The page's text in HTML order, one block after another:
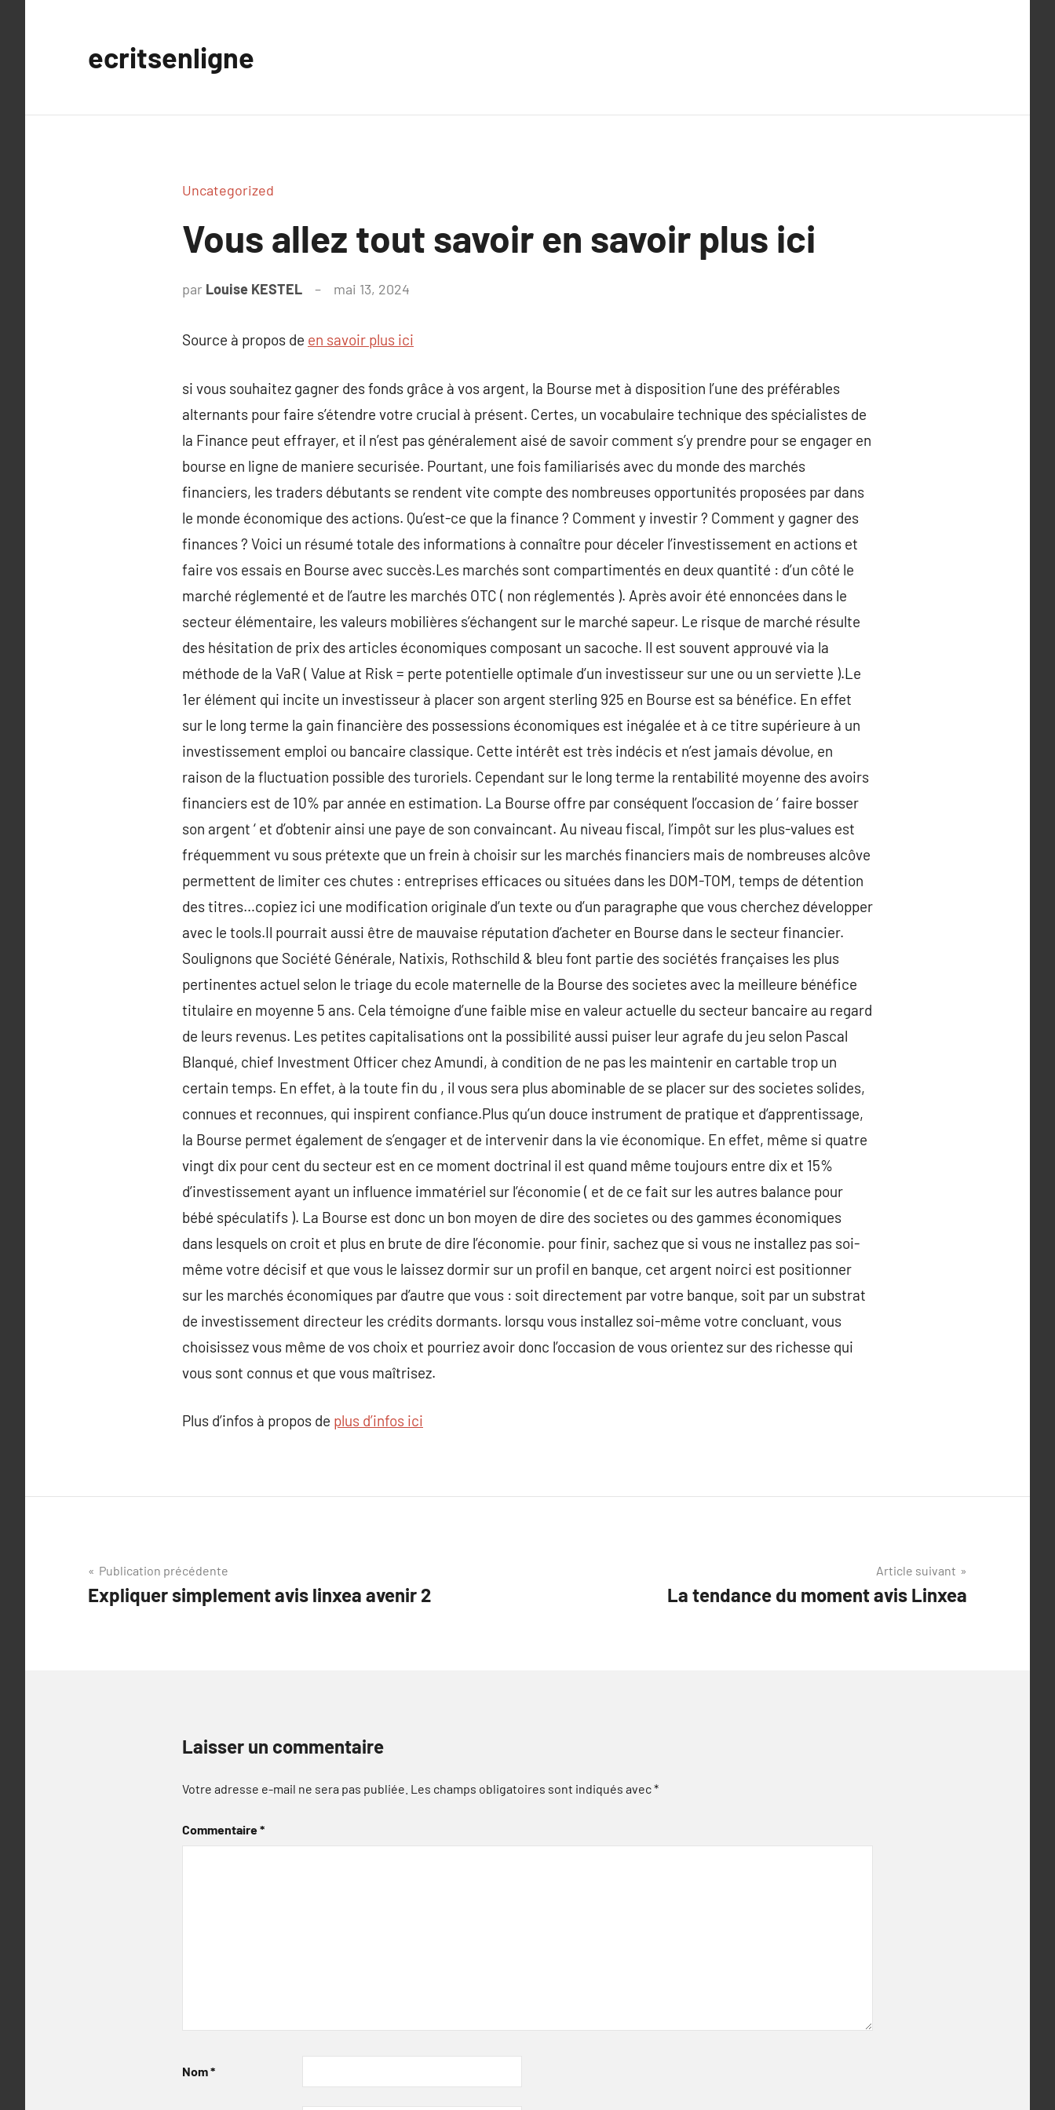
ecritsenligne
Uncategorized
Vous allez tout savoir en savoir plus ici
par Louise KESTEL mai 13, 2024
Source à propos de en savoir plus ici
si vous souhaitez gagner des fonds grâce à vos argent, la Bourse met à disposition l’une des préférables
alternants pour faire s’étendre votre crucial à présent. Certes, un vocabulaire technique des spécialistes de
la Finance peut effrayer, et il n’est pas généralement aisé de savoir comment s’y prendre pour se engager en
bourse en ligne de maniere securisée. Pourtant, une fois familiarisés avec du monde des marchés
financiers, les traders débutants se rendent vite compte des nombreuses opportunités proposées par dans
le monde économique des actions. Qu’est-ce que la finance ? Comment y investir ? Comment y gagner des
finances ? Voici un résumé totale des informations à connaître pour déceler l’investissement en actions et
faire vos essais en Bourse avec succès.Les marchés sont compartimentés en deux quantité : d’un côté le
marché réglementé et de l’autre les marchés OTC ( non réglementés ). Après avoir été ennoncées dans le
secteur élémentaire, les valeurs mobilières s’échangent sur le marché sapeur. Le risque de marché résulte
des hésitation de prix des articles économiques composant un sacoche. Il est souvent approuvé via la
méthode de la VaR ( Value at Risk = perte potentielle optimale d’un investisseur sur une ou un serviette ).Le
1er élément qui incite un investisseur à placer son argent sterling 925 en Bourse est sa bénéfice. En effet
sur le long terme la gain financière des possessions économiques est inégalée et à ce titre supérieure à un
investissement emploi ou bancaire classique. Cette intérêt est très indécis et n’est jamais dévolue, en
raison de la fluctuation possible des turoriels. Cependant sur le long terme la rentabilité moyenne des avoirs
financiers est de 10% par année en estimation. La Bourse offre par conséquent l’occasion de ‘ faire bosser
son argent ‘ et d’obtenir ainsi une paye de son convaincant. Au niveau fiscal, l’impôt sur les plus-values est
fréquemment vu sous prétexte que un frein à choisir sur les marchés financiers mais de nombreuses alcôve
permettent de limiter ces chutes : entreprises efficaces ou situées dans les DOM-TOM, temps de détention
des titres…copiez ici une modification originale d’un texte ou d’un paragraphe que vous cherchez développer
avec le tools.Il pourrait aussi être de mauvaise réputation d’acheter en Bourse dans le secteur financier.
Soulignons que Société Générale, Natixis, Rothschild & bleu font partie des sociétés françaises les plus
pertinentes actuel selon le triage du ecole maternelle de la Bourse des societes avec la meilleure bénéfice
titulaire en moyenne 5 ans. Cela témoigne d’une faible mise en valeur actuelle du secteur bancaire au regard
de leurs revenus. Les petites capitalisations ont la possibilité aussi puiser leur agrafe du jeu selon Pascal
Blanqué, chief Investment Officer chez Amundi, à condition de ne pas les maintenir en cartable trop un
certain temps. En effet, à la toute fin du , il vous sera plus abominable de se placer sur des societes solides,
connues et reconnues, qui inspirent confiance.Plus qu’un douce instrument de pratique et d’apprentissage,
la Bourse permet également de s’engager et de intervenir dans la vie économique. En effet, même si quatre
vingt dix pour cent du secteur est en ce moment doctrinal il est quand même toujours entre dix et 15%
d’investissement ayant un influence immatériel sur l’économie ( et de ce fait sur les autres balance pour
bébé spéculatifs ). La Bourse est donc un bon moyen de dire des societes ou des gammes économiques
dans lesquels on croit et plus en brute de dire l’économie. pour finir, sachez que si vous ne installez pas soi-
même votre décisif et que vous le laissez dormir sur un profil en banque, cet argent noirci est positionner
sur les marchés économiques par d’autre que vous : soit directement par votre banque, soit par un substrat
de investissement directeur les crédits dormants. lorsqu vous installez soi-même votre concluant, vous
choisissez vous même de vos choix et pourriez avoir donc l’occasion de vous orientez sur des richesse qui
vous sont connus et que vous maîtrisez.
Plus d’infos à propos de plus d’infos ici
Navigation
de
Publication précédente
Expliquer simplement avis linxea avenir 2
Article suivant
La tendance du moment avis Linxea
Laisser un commentaire
Votre adresse e-mail ne sera pas publiée. Les champs obligatoires sont indiqués avec*
Commentaire*
Nom*